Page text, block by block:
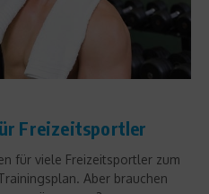
Freizeitsportler
für viele Freizeitsportler zum
Aber brauchen